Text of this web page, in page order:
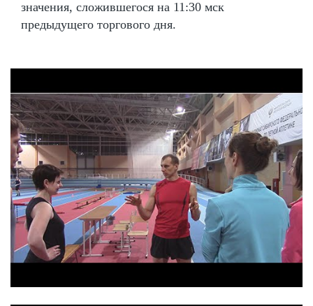
значения, сложившегося на 11:30 мск
предыдущего торгового дня.